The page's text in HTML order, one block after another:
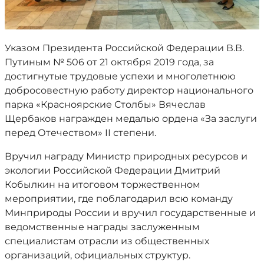
Указом Президента Российской Федерации В.В.
Путиным № 506 от 21 октября 2019 года, за
достигнутые трудовые успехи и многолетнюю
добросовестную работу директор национального
парка «Красноярские Столбы» Вячеслав
Щербаков награжден медалью ордена «За заслуги
перед Отечеством» II степени.
Вручил награду Министр природных ресурсов и
экологии Российской Федерации Дмитрий
Кобылкин на итоговом торжественном
мероприятии, где поблагодарил всю команду
Минприроды России и вручил государственные и
ведомственные награды заслуженным
специалистам отрасли из общественных
организаций, официальных структур.